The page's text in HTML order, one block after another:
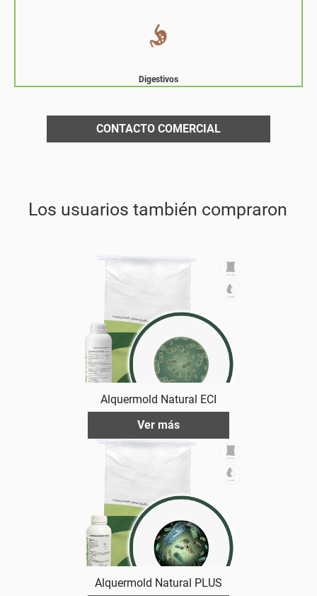
Digestivos
CONTACTO COMERCIAL
Los usuarios también compraron
Alquermold Natural ECI
Ver más
Alquermold Natural PLUS